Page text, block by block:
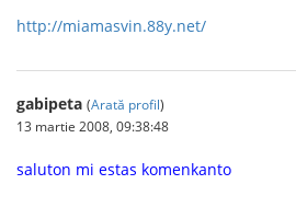
http://miamasvin.88y.net/
gabipeta (Arată profil)
13 martie 2008, 09:38:48
saluton mi estas komenkanto